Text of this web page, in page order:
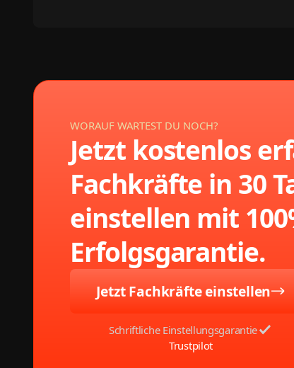
WORAUF WARTEST DU NOCH?
Jetzt kostenlos
Fachkräfte in 30
einstellen mit
Erfolgsgarantie.
Jetzt Fachkräfte einstellen
Schriftliche Einstellungsgarantie
Trustpilot